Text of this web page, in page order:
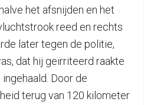
het afsnijden en het
reed en rechts
later tegen de politie,
dat hij geïrriteerd raakte
Door de
terug van 120 kilometer